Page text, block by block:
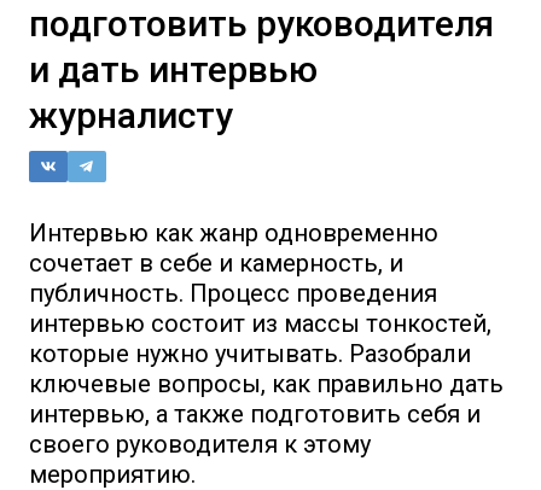
подготовить руководителя
и дать интервью
журналисту
Интервью как жанр одновременно
сочетает в себе и камерность, и
публичность. Процесс проведения
интервью состоит из массы тонкостей,
которые нужно учитывать. Разобрали
ключевые вопросы, как правильно дать
интервью, а также подготовить себя и
своего руководителя к этому
мероприятию.